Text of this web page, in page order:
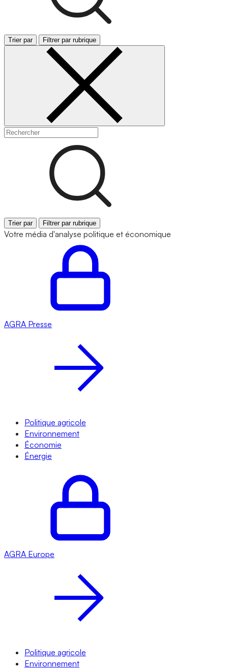
Trier par Filtrer par rubrique
Trier par Filtrer par rubrique
Votre média d'analyse politique et économique
AGRA Presse
Politique agricole
Environnement
Économie
Énergie
AGRA Europe
Politique agricole
Environnement